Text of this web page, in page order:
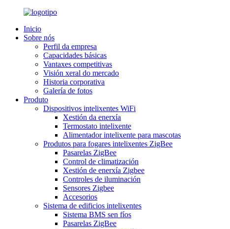
Inicio
Sobre nós
Perfil da empresa
Capacidades básicas
Vantaxes competitivas
Visión xeral do mercado
Historia corporativa
Galería de fotos
Produto
Dispositivos intelixentes WiFi
Xestión da enerxía
Termostato intelixente
Alimentador intelixente para mascotas
Produtos para fogares intelixentes ZigBee
Pasarelas ZigBee
Control de climatización
Xestión de enerxía Zigbee
Controles de iluminación
Sensores Zigbee
Accesorios
Sistema de edificios intelixentes
Sistema BMS sen fíos
Pasarelas ZigBee